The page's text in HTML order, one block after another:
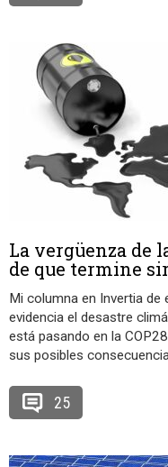
La vergüenza de
de que termine
Mi columna en Invertia de
evidencia el desastre
está pasando en la
sus posibles
25